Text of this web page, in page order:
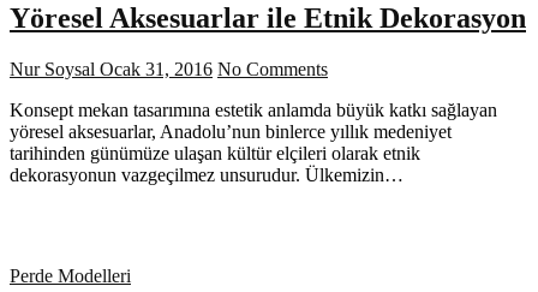
Yöresel Aksesuarlar ile Etnik Dekorasyon
Nur Soysal Ocak 31, 2016 No Comments
Konsept mekan tasarımına estetik anlamda büyük katkı sağlayan
yöresel aksesuarlar, Anadolu’nun binlerce yıllık medeniyet
tarihinden günümüze ulaşan kültür elçileri olarak etnik
dekorasyonun vazgeçilmez unsurudur. Ülkemizin…
Perde Modelleri